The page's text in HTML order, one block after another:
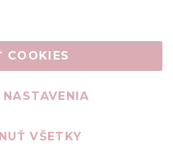
COOKIES
VŠETKY